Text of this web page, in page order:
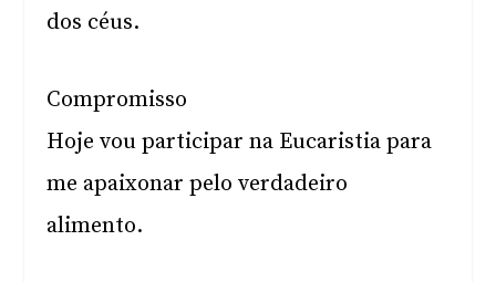
dos céus.
Compromisso
Hoje vou participar na Eucaristia para
me apaixonar pelo verdadeiro
alimento.